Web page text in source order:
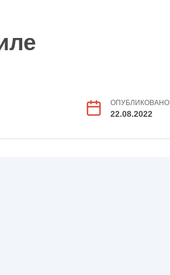
ОПУБЛИКОВАНО
22.08.2022